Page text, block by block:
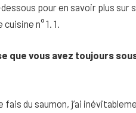
pour en savoir plus sur
n° 1. 1.
que vous avez toujours
fais du saumon, j’ai
Peau